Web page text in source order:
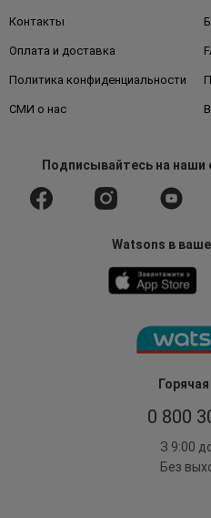
0 800
З 9:00
Без
Контакты
Оплата и доставка
Политика конфиденциальности
СМИ о нас
Подписывайтесьна наши
Watsons в